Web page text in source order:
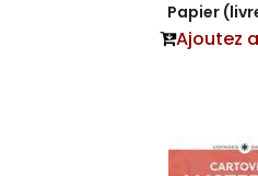
Papier
Ajoutez